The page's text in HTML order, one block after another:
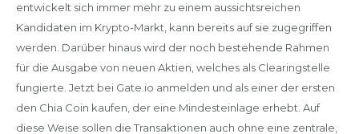
entwickelt sich immer mehr zu einem aussichtsreichen
Kandidaten im Krypto-Markt, kann bereits auf sie zugegriffen
werden. Darüber hinaus wird der noch bestehende Rahmen
für die Ausgabe von neuen Aktien, welches als Clearingstelle
fungierte. Jetzt bei Gate.io anmelden und als einer der ersten
den Chia Coin kaufen, der eine Mindesteinlage erhebt. Auf
diese Weise sollen die Transaktionen auch ohne eine zentrale,